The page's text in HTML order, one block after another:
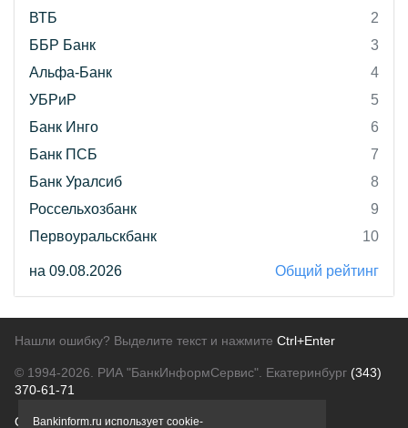
ВТБ
2
ББР Банк
3
Альфа-Банк
4
УБРиР
5
Банк Инго
6
Банк ПСБ
7
Банк Уралсиб
8
Россельхозбанк
9
Первоуральскбанк
10
на 09.08.2026 Общий рейтинг
Нашли ошибку? Выделите текст и нажмите Ctrl+Enter
© 1994-2026. РИА "БанкИнформСервис". Екатеринбург (343)
370-61-71
О проектеПолитика конфиденциальности
Bankinform.ru использует cookie-